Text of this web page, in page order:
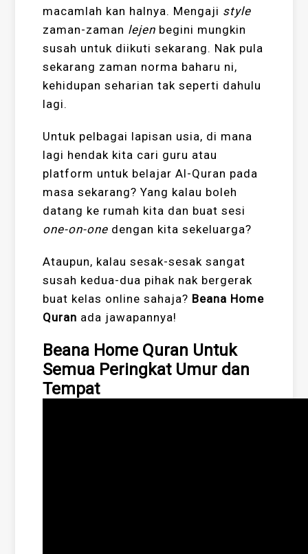
macamlah kan halnya. Mengaji style
zaman-zaman lejen begini mungkin
susah untuk diikuti sekarang. Nak pula
sekarang zaman norma baharu ni,
kehidupan seharian tak seperti dahulu
lagi.
Untuk pelbagai lapisan usia, di mana
lagi hendak kita cari guru atau
platform untuk belajar Al-Quran pada
masa sekarang? Yang kalau boleh
datang ke rumah kita dan buat sesi
one-on-one dengan kita sekeluarga?
Ataupun, kalau sesak-sesak sangat
susah kedua-dua pihak nak bergerak
buat kelas online sahaja? Beana Home
Quran ada jawapannya!
Beana Home Quran Untuk
Semua Peringkat Umur dan
Tempat